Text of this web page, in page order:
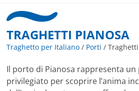
TRAGHETTI PIANOSA
Traghetto per Italiano / Porti /
Il porto di Pianosa rappresenta un
privilegiato per scoprire l’anima